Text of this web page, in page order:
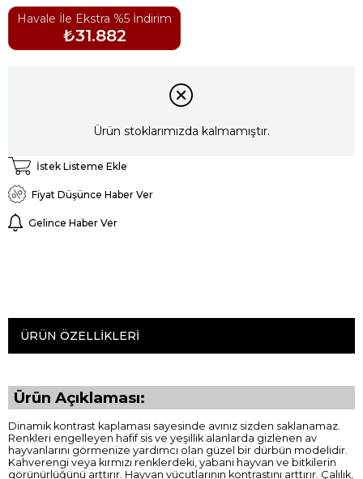
Havale İle Ekstra %5 İndirim
₺31.882
Ürün stoklarımızda kalmamıştır.
İstek Listeme Ekle
Fiyat Düşünce Haber Ver
Gelince Haber Ver
ÜRÜN ÖZELLIKLERI
Ürün Açıklaması:
Dinamik kontrast kaplaması sayesinde avınız sizden saklanamaz.
Renkleri engelleyen hafif sis ve yeşillik alanlarda gizlenen av
hayvanlarını görmenize yardımcı olan güzel bir dürbün modelidir.
Kahverengi veya kırmızı renklerdeki, yabani hayvan ve bitkilerin
görünürlüğünü arttırır. Hayvan vücutlarının kontrastını arttırır. Çalılık,